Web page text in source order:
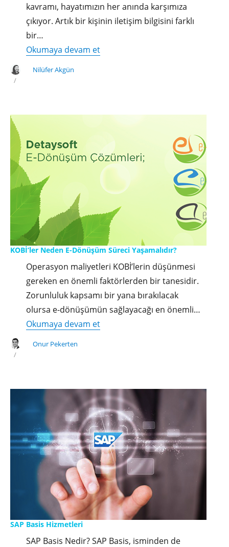
kavramı, hayatımızın her anında karşımıza
çıkıyor. Artık bir kişinin iletişim bilgisini farklı
bir…
Okumaya devam et"KVKK
Nilüfer Akgün
KOBİ’ler Neden E-Dönüşüm Süreci Yaşamalıdır?
Operasyon maliyetleri KOBİ’lerin düşünmesi
gereken en önemli faktörlerden bir tanesidir.
Zorunluluk kapsamı bir yana bırakılacak
olursa e-dönüşümün sağlayacağı en önemli…
Okumaya devam et"KOBİ’ler
Yaşamalıdır?"
Onur Pekerten
SAP Basis Hizmetleri
SAP Basis Nedir? SAP Basis, isminden de